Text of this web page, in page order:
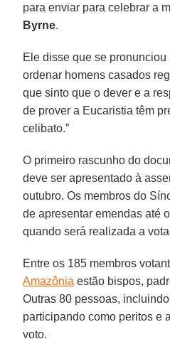
para enviar para celebrar a
Byrne.
Ele disse que se
ordenar homens casados
que sinto que o dever e a
de prover a Eucaristia têm
celibato.”
O primeiro rascunho do
deve ser apresentado à
outubro. Os membros do
de apresentar emendas até
quando será realizada a
Entre os 185 membros
Amazônia estão bispos,
Outras 80 pessoas,
participando como peritos e
voto.